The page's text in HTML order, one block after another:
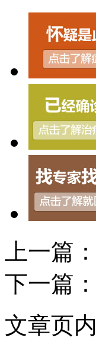
上一篇：
下一篇：
文章页